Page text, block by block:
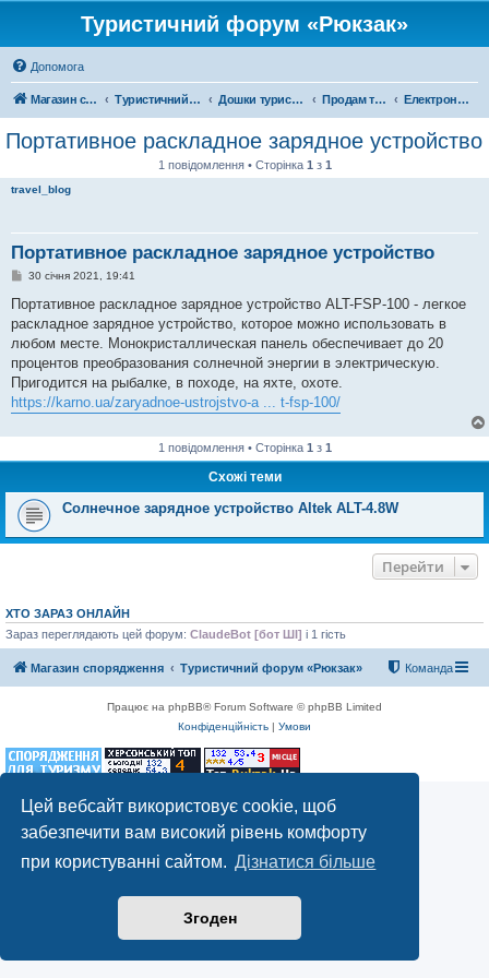
Цей вебсайт використовує cookie, щоб
забезпечити вам високий рівень комфорту
при користуванні сайтом. Дізнатися більше
Згоден
Туристичний форум «Рюкзак»
Допомога
Магазин спорядження Туристичний форум «Рюкзак» Дошки туристичних оголошень Продам туристичне спорядження Електроніка
Портативное раскладное зарядное устройство
1 повідомлення • Сторінка 1 з 1
travel_blog
Портативное раскладное зарядное устройство
П
в
д
о
л
е
н
30 січня 2021, 19:41
Портативное раскладное зарядное устройство ALT-FSP-100 - легкое
раскладное зарядное устройство, которое можно использовать в
любом месте. Монокристаллическая панель обеспечивает до 20
процентов преобразования солнечной энергии в электрическую.
Пригодится на рыбалке, в походе, на яхте, охоте.
https://karno.ua/zaryadnoe-ustrojstvo-a ... t-fsp-100/
1 повідомлення • Сторінка 1 з 1
Схожі теми
Солнечное зарядное устройство Altek ALT-4.8W
Перейти
ХТО ЗАРАЗ ОНЛАЙН
Зараз переглядають цей форум: ClaudeBot [бот ШІ] і 1 гість
Магазин спорядження Туристичний форум «Рюкзак» Команда
Працює на phpBB® Forum Software © phpBB Limited
Конфіденційність | Умови